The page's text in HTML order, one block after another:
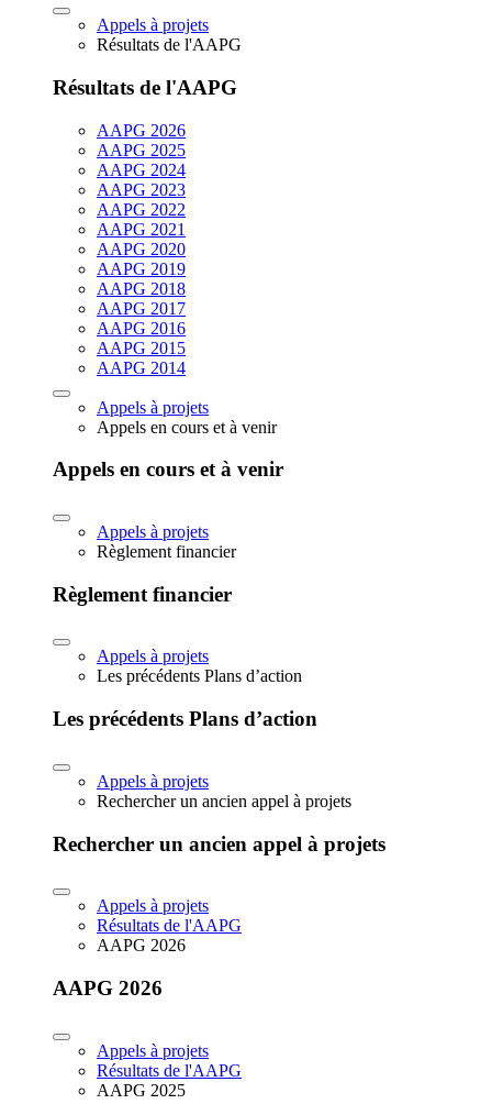
Appels à projets
Résultats de l'AAPG
Résultats de l'AAPG
AAPG 2026
AAPG 2025
AAPG 2024
AAPG 2023
AAPG 2022
AAPG 2021
AAPG 2020
AAPG 2019
AAPG 2018
AAPG 2017
AAPG 2016
AAPG 2015
AAPG 2014
Appels à projets
Appels en cours et à venir
Appels en cours et à venir
Appels à projets
Règlement financier
Règlement financier
Appels à projets
Les précédents Plans d’action
Les précédents Plans d’action
Appels à projets
Rechercher un ancien appel à projets
Rechercher un ancien appel à projets
Appels à projets
Résultats de l'AAPG
AAPG 2026
AAPG 2026
Appels à projets
Résultats de l'AAPG
AAPG 2025